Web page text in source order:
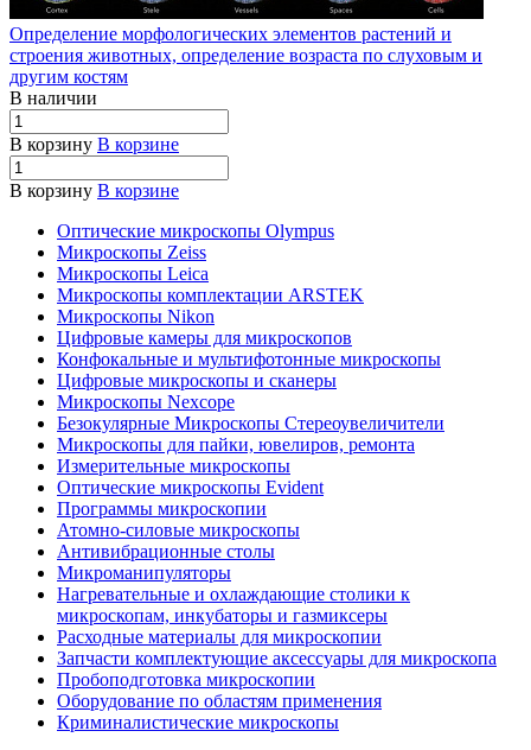
Определение морфологических элементов растений и
строения животных, определение возраста по слуховым и
другим костям
В наличии
В корзину В корзине
В корзину В корзине
Оптические микроскопы Olympus
Микроскопы Zeiss
Микроскопы Leica
Микроскопы комплектации ARSTEK
Микроскопы Nikon
Цифровые камеры для микроскопов
Конфокальные и мультифотонные микроскопы
Цифровые микроскопы и сканеры
Микроскопы Nexcope
Безокулярные Микроскопы Стереоувеличители
Микроскопы для пайки, ювелиров, ремонта
Измерительные микроскопы
Оптические микроскопы Evident
Программы микроскопии
Атомно-силовые микроскопы
Антивибрационные столы
Микроманипуляторы
Нагревательные и охлаждающие столики к
микроскопам, инкубаторы и газмиксеры
Расходные материалы для микроскопии
Запчасти комплектующие аксессуары для микроскопа
Пробоподготовка микроскопии
Оборудование по областям применения
Криминалистические микроскопы